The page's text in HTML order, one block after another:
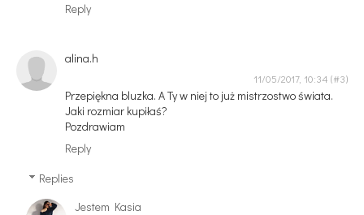
Reply
alina.h
11/05/2017, 10:34
Przepiękna bluzka. A Ty w niej to już mistrzostwo świata.
Jaki rozmiar kupiłaś?
Pozdrawiam
Reply
Replies
Jestem Kasia